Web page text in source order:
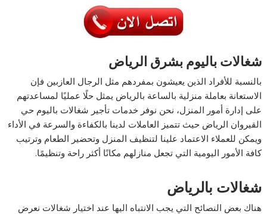
شغالات باليوم بشرق الرياض
بالنسبة للأفراد الذين يعيشون بمفردهم مثل الرجال العازبين فإن
الاستعانة بعاملة منزلية بالساعة بالرياض يمثل حلًا عمليًا لمساعدتهم
على إدارة أمور المنزل، نحن نوفر خدمات تأجير شغالات باليوم حي
القيروان الرياض حيث تتميز العاملات لدينا بالكفاءة والسرعة في الأداء
ويمكن للعملاء الاعتماد علينا لتنظيف المنزل وتحضير الطعام وترتيب
كافة الأمور اليومية التي تجعل منازلهم مكانًا أكثر راحة وتنظيمًا.
شغالات بالرياض
هناك بعض النصائح التي يجب الانتباه اليها عند اختيار شغالات نعرض